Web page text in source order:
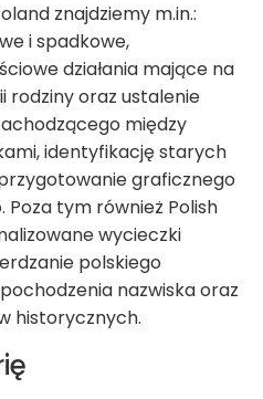
znajdziemy m.in.:
i spadkowe,
działania mające na
rodziny oraz ustalenie
między
identyfikację starych
graficznego
tym również Polish
wycieczki
polskiego
nazwiska oraz
historycznych.